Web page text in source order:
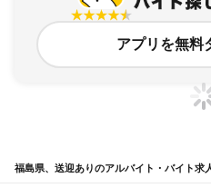
アプリを無料
福島県、送迎ありのアルバイト・バイト求